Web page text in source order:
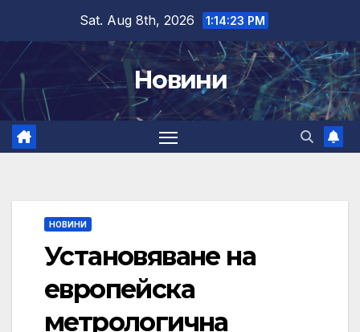
content
Sat. Aug 8th, 2026 1:14:24 PM
Новини
НОВИНИ
Установяване на
европейска
метрологична